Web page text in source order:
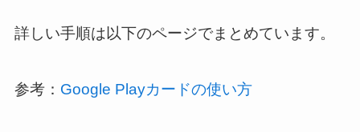
詳しい手順は以下のページでまとめています。
参考： Google Playカードの使い方